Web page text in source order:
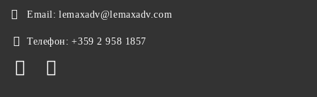
Email: lemaxadv@lemaxadv.com
Телефон: +359 2 958 1857